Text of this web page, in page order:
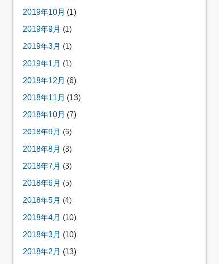
2019年10月 (1)
2019年9月 (1)
2019年3月 (1)
2019年1月 (1)
2018年12月 (6)
2018年11月 (13)
2018年10月 (7)
2018年9月 (6)
2018年8月 (3)
2018年7月 (3)
2018年6月 (5)
2018年5月 (4)
2018年4月 (10)
2018年3月 (10)
2018年2月 (13)